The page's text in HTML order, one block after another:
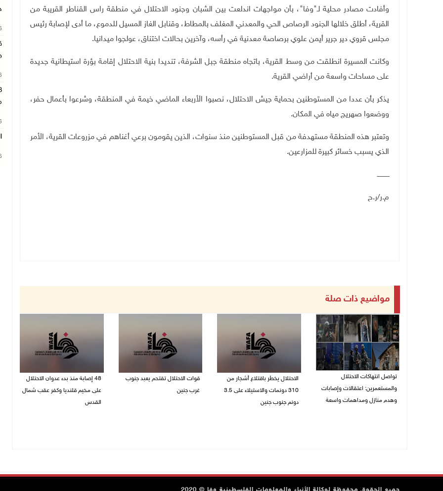
وأفادت مصادر محلية لـ"وفا"، بأن مواجهات اندلعت بين الشبان وجنود الاحتلال في منطقة راس القناطر القريبة من
القرية، أطلق خلالها الجنود الرصاص الحي والمعدني المغلف بالمطاط، وقنابل الغاز المسيل للدموع، ما أدى لإصابة رئيس
مجلس قروي دير جرير أيمن علوي برصاصة معدنية في رأسه، وآخرين بحالات اختناق، عولجوا ميدانيا.
وكانت المسيرة انطلقت من وسط القرية، باتجاه منطقة جبل الشرفة، تنديدا بنية الاحتلال إقامة بؤرة استيطانية جديدة
على مساحات واسعة من أراضي القرية.
يذكر بأن عددا من المستوطنين بحماية جيش الاحتلال، نصبوا الأربعاء الماضي خيمة في المنطقة، وشرعوا بأعمال حفر،
ووضعوا صهريج مياه في المكان.
وتعتبر هذه المنطقة مستهدفة من قبل المستوطنين منذ سنوات، الذين يقومون برعي أغناهم في مزروعات القرية، الأمر
الذي يسبب خسائر كبيرة للمزارعين.
ــــــــــــ
م.ر/ر.ح
مواضيع ذات صلة
تواصل انتهاكات الاحتلال
والمستعمرين: اعتقالات وإصابات
وهدم منازل ومداهمات واسعة
الاحتلال يخطر باقتلاع أشجار من
310 دونمات والاستيلاء على 3.5
دونم جنوب جنين
قوات الاحتلال تقتحم يعبد جنوب
غرب جنين
48 إصابة منذ بدء عدوان الاحتلال
على مخيم قلنديا وكفر عقب شمال
القدس